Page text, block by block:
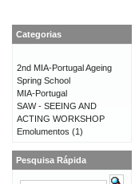
Categorias
2nd MIA-Portugal Ageing
Spring School
MIA-Portugal
SAW - SEEING AND
ACTING WORKSHOP
Emolumentos (1)
Pesquisa Rápida